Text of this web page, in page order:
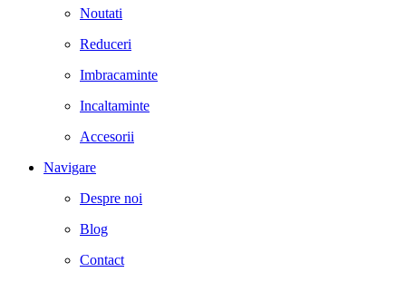
Noutati
Reduceri
Imbracaminte
Incaltaminte
Accesorii
Navigare
Despre noi
Blog
Contact